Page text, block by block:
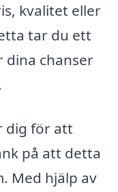
kvalitet eller
tar du ett
dina chanser
dig för att
på att detta
Med hjälp av